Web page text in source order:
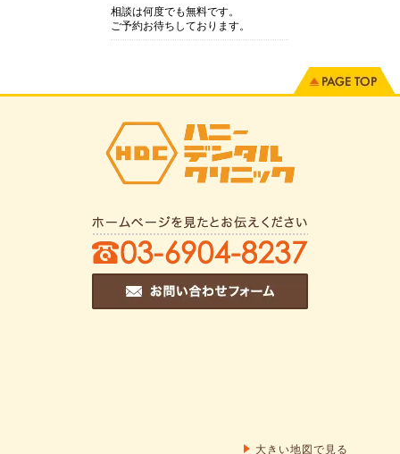
相談は何度でも無料です。
ご予約お待ちしております。
大きい地図で見る